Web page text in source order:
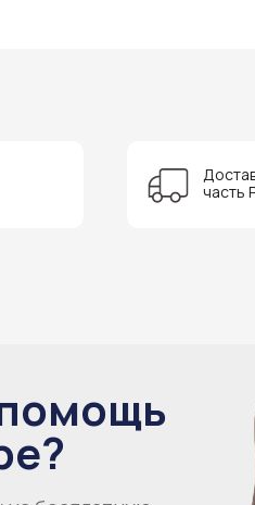
часть